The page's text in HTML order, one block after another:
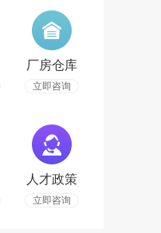
厂房仓库
立即咨询
人才政策
立即咨询